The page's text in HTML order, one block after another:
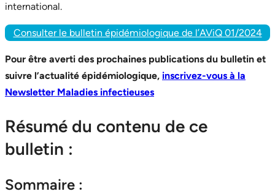
international.
Consulter le bulletin épidémiologique de l’AViQ 01/2024
Pour être averti des prochaines publications du bulletin et
suivre l’actualité épidémiologique, inscrivez-vous à la
Newsletter Maladies infectieuses
Résumé du contenu de ce
bulletin :
Sommaire :